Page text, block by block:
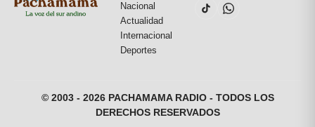
Nacional
Actualidad
Internacional
Deportes
© 2003 - 2026 PACHAMAMA RADIO - TODOS LOS
DERECHOS RESERVADOS